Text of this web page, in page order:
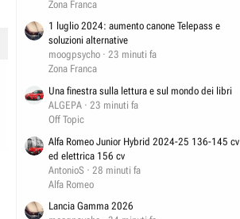
Zona Franca
1 luglio 2024: aumento canone Telepass e
soluzioni alternative
moogpsycho
23 minuti fa
Zona Franca
Una finestra sulla lettura e sul mondo dei libri
ALGEPA
23 minuti fa
Off Topic
Alfa Romeo Junior Hybrid 2024-25 136-145 cv
ed elettrica 156 cv
AntonioS
28 minuti fa
Alfa Romeo
Lancia Gamma 2026